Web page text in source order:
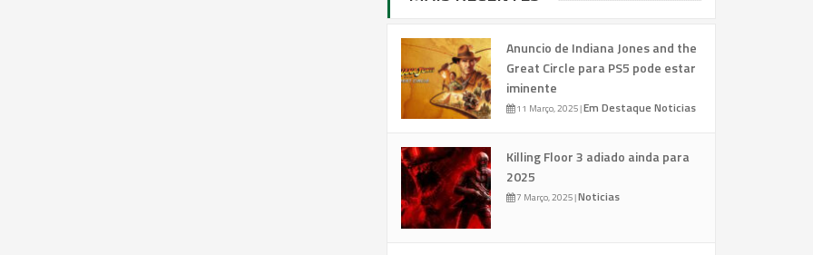
Anuncio de Indiana Jones and the
Great Circle para PS5 pode estar
iminente
11 Março, 2025|Em Destaque Noticias
Killing Floor 3 adiado ainda para
2025
7 Março, 2025|Noticias